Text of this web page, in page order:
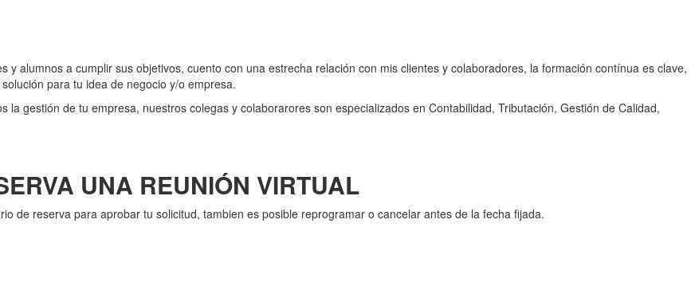
y alumnos a cumplir sus objetivos, cuento con una estrecha relación con mis clientes y colaboradores, la formación contínua es clave,
para tu idea de negocio y/o empresa.
la gestión de tu empresa, nuestros colegas y colaborarores son especializados en Contabilidad, Tributación, Gestión de Calidad,
UNA REUNIÓN VIRTUAL
de reserva para aprobar tu solicitud, tambien es posible reprogramar o cancelar antes de la fecha fijada.